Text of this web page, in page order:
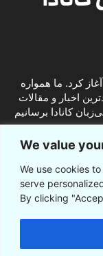
We value
We use cookies
serve
By clicking
فعالیت خود را آغاز کرد. ما همواره
اخبار و مقالات